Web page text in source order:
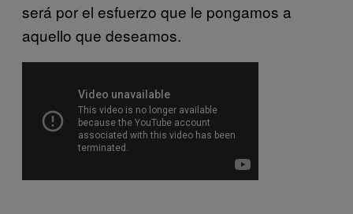
será por el esfuerzo que le pongamos a
aquello que deseamos.